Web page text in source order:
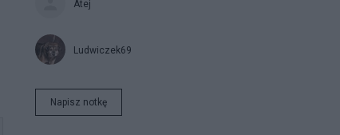
Atej
Ludwiczek69
Napisz notkę